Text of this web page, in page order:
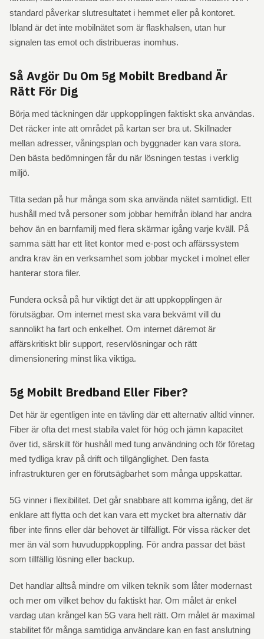
standard påverkar slutresultatet i hemmet eller på kontoret.
Ibland är det inte mobilnätet som är flaskhalsen, utan hur
signalen tas emot och distribueras inomhus.
Så Avgör Du Om 5g Mobilt Bredband Är
Rätt För Dig
Börja med täckningen där uppkopplingen faktiskt ska användas.
Det räcker inte att området på kartan ser bra ut. Skillnader
mellan adresser, våningsplan och byggnader kan vara stora.
Den bästa bedömningen får du när lösningen testas i verklig
miljö.
Titta sedan på hur många som ska använda nätet samtidigt. Ett
hushåll med två personer som jobbar hemifrån ibland har andra
behov än en barnfamilj med flera skärmar igång varje kväll. På
samma sätt har ett litet kontor med e-post och affärssystem
andra krav än en verksamhet som jobbar mycket i molnet eller
hanterar stora filer.
Fundera också på hur viktigt det är att uppkopplingen är
förutsägbar. Om internet mest ska vara bekvämt vill du
sannolikt ha fart och enkelhet. Om internet däremot är
affärskritiskt blir support, reservlösningar och rätt
dimensionering minst lika viktiga.
5g Mobilt Bredband Eller Fiber?
Det här är egentligen inte en tävling där ett alternativ alltid vinner.
Fiber är ofta det mest stabila valet för hög och jämn kapacitet
över tid, särskilt för hushåll med tung användning och för företag
med tydliga krav på drift och tillgänglighet. Den fasta
infrastrukturen ger en förutsägbarhet som många uppskattar.
5G vinner i flexibilitet. Det går snabbare att komma igång, det är
enklare att flytta och det kan vara ett mycket bra alternativ där
fiber inte finns eller där behovet är tillfälligt. För vissa räcker det
mer än väl som huvuduppkoppling. För andra passar det bäst
som tillfällig lösning eller backup.
Det handlar alltså mindre om vilken teknik som låter modernast
och mer om vilket behov du faktiskt har. Om målet är enkel
vardag utan krångel kan 5G vara helt rätt. Om målet är maximal
stabilitet för många samtidiga användare kan en fast anslutning